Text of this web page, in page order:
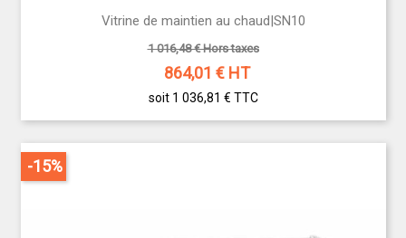
Vitrine de maintien au chaud|SN10
1 016,48 € Hors taxes
864,01 € HT
soit 1 036,81 € TTC
-15%